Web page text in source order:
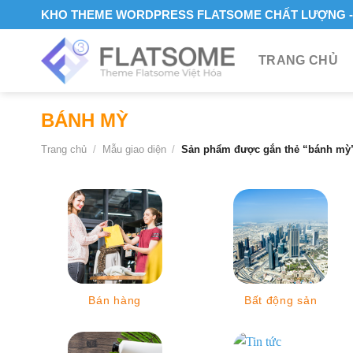
to
KHO THEME WORDPRESS FLATSOME CHẤT LƯỢNG
TRANG CHỦ
BÁNH MỲ
Trang chủ / Mẫu giao diện / Sản phẩm được gắn thẻ “bánh
Bán hàng Bất động sản